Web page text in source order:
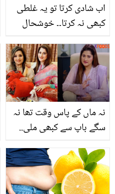
اب شادی کرتا تو یہ غلطی
کبھی نہ کرتا۔۔ خوشحال
منیب بٹ کی سوچ کیسے
تبدیل ہوگئی؟
نہ ماں کے پاس وقت تھا نہ
سگے باپ سے کبھی ملی..
حقائق جن سے بہت کم لوگ
واقف ہیں